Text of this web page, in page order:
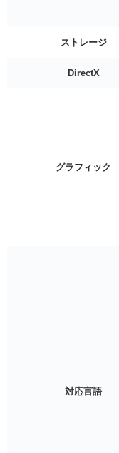
ストレージ
DirectX
グラフィック
対応言語